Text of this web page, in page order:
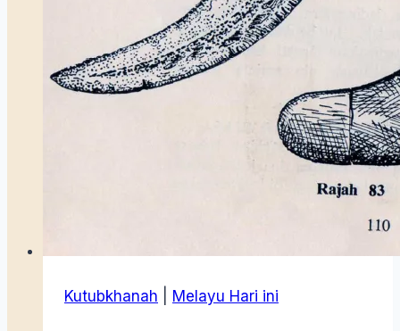
Kutubkhanah Melayu Hari ini